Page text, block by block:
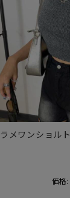
ラメワンショル
価格: